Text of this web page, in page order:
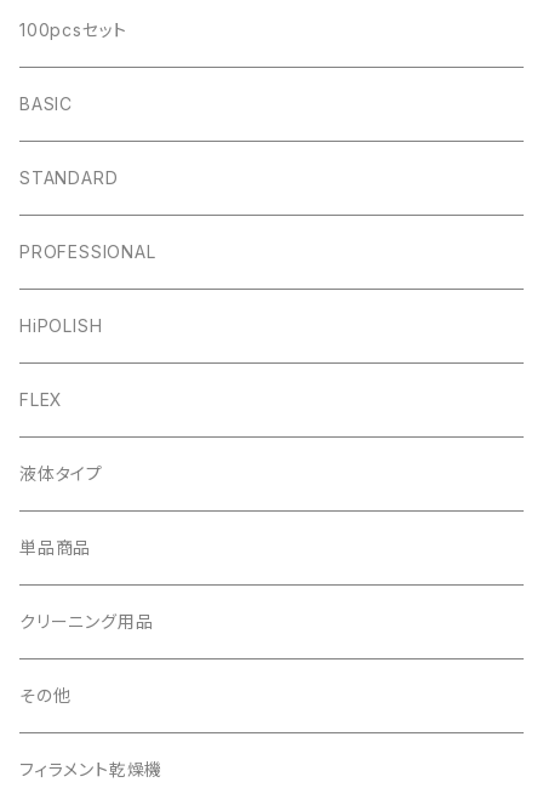
100pcsセット
BASIC
STANDARD
PROFESSIONAL
HiPOLISH
FLEX
液体タイプ
単品商品
クリーニング用品
その他
フィラメント乾燥機